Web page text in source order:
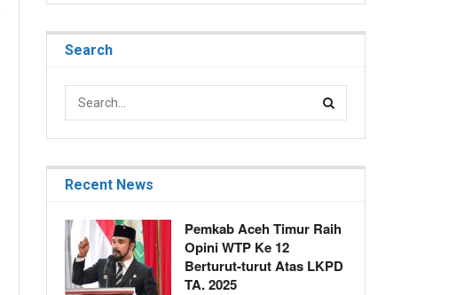
Search
Recent News
Pemkab Aceh Timur Raih
Opini WTP Ke 12
Berturut-turut Atas LKPD
TA. 2025